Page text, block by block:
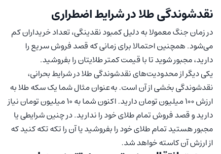
نقدشوندگی طلا در شرایط اضطراری
در زمان جنگ معمولا به دلیل کمبود نقدینگی، تعداد خریداران کم
می‌شود. همچنین احتمالا برای زمانی که قصد فروش سریع را
دارید، مجبور شوید تا با قیمت کمتر طلایتان را بفروشید.
یکی دیگر از محدودیت‌های نقدشوندگی طلا در شرایط بحرانی،
نقدشوندگی بخشی از آن است. به‌عنوان مثال شما یک سکه طلا به
ارزش 100 میلیون تومان دارید. اکنون شما به 10 میلیون تومان نیاز
دارید و قصد فروش تمام طلای خود را ندارید. در چنین شرایطی یا
مجبور هستید تمام طلای خود را بفروشید یا آن را تکه تکه کنید که
از ارزش آن کاسته خواهد شد.